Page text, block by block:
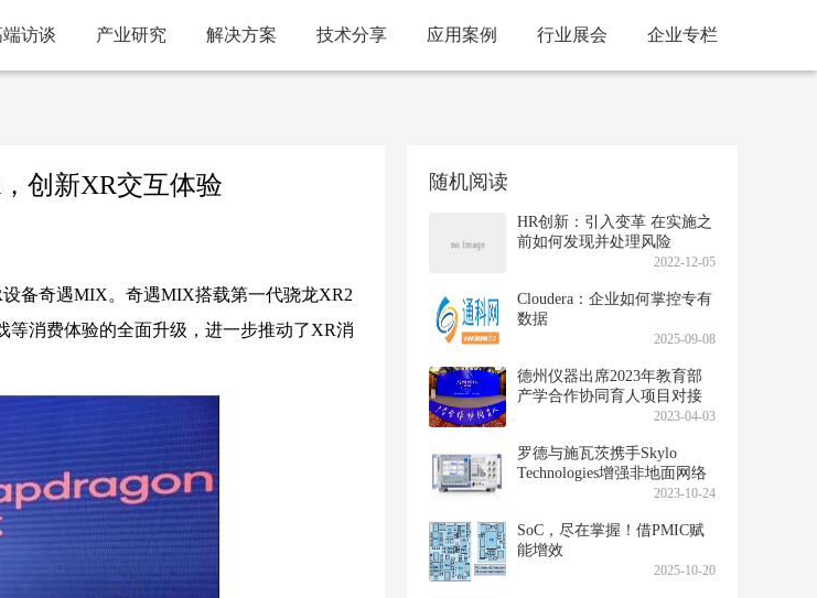
访谈 产业研究 解决方案 技术分享 应用案例 行业展会 企业专栏
创新XR交互体验
备奇遇MIX。奇遇MIX搭载第一代骁龙XR2
消费体验的全面升级，进一步推动了XR消
随机阅读
HR创新：引入变革 在实施之
前如何发现并处理风险
2022-12-05
Cloudera：企业如何掌控专有
数据
2025-09-08
德州仪器出席2023年教育部
产学合作协同育人项目对接
会，并荣获优秀项目案例奖
2023-04-03
罗德与施瓦茨携手Skylo
Technologies增强非地面网络
2023-10-24
SoC，尽在掌握！借PMIC赋
能增效
2025-10-20